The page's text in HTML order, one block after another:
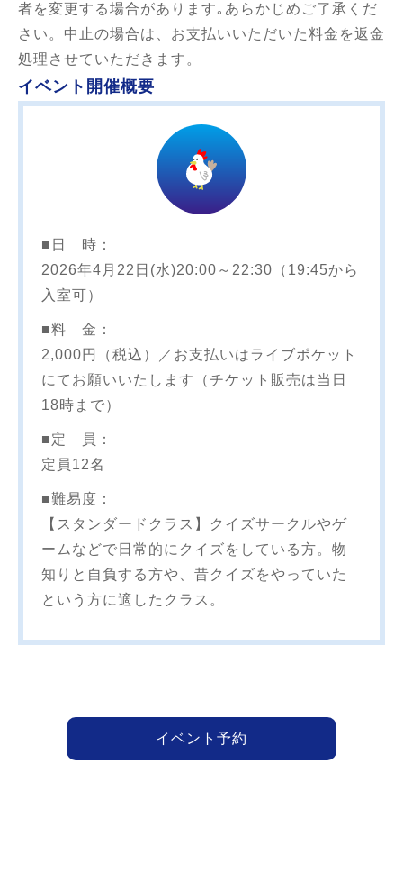
者を変更する場合があります｡あらかじめご了承くだ
さい。中止の場合は、お支払いいただいた料金を返金
処理させていただきます。
イベント開催概要
■日 時：
2026年4月22日(水)20:00～22:30（19:45から
入室可）
■料 金：
2,000円（税込）／お支払いはライブポケット
にてお願いいたします（チケット販売は当日
18時まで）
■定 員：
定員12名
■難易度：
【スタンダードクラス】クイズサークルやゲ
ームなどで日常的にクイズをしている方。物
知りと自負する方や、昔クイズをやっていた
という方に適したクラス。
イベント予約